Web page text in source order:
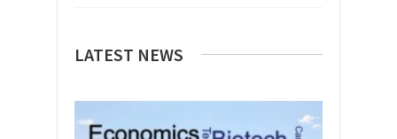
LATEST NEWS